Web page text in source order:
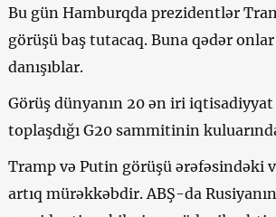
Bu gün Hamburqda prezidentlər
görüşü baş tutacaq. Buna qədər
danışıblar.
Görüş dünyanın 20 ən iri
toplaşdığı G20 sammitinin
Tramp və Putin görüşü ərəfəsindəki
artıq mürəkkəbdir. ABŞ-da